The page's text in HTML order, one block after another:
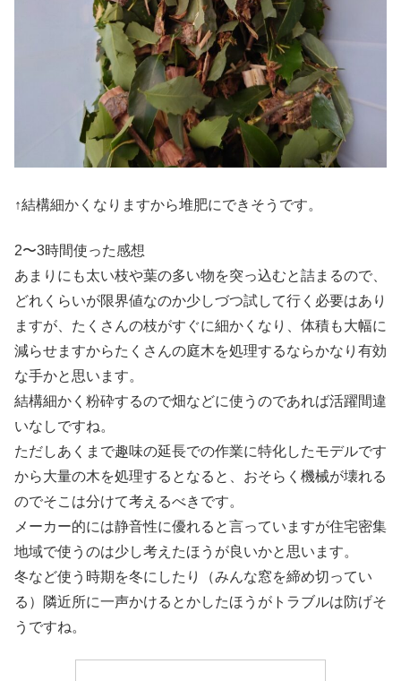
↑結構細かくなりますから堆肥にできそうです。
2〜3時間使った感想
あまりにも太い枝や葉の多い物を突っ込むと詰まるので、
どれくらいが限界値なのか少しづつ試して行く必要はあり
ますが、たくさんの枝がすぐに細かくなり、体積も大幅に
減らせますからたくさんの庭木を処理するならかなり有効
な手かと思います。
結構細かく粉砕するので畑などに使うのであれば活躍間違
いなしですね。
ただしあくまで趣味の延長での作業に特化したモデルです
から大量の木を処理するとなると、おそらく機械が壊れる
のでそこは分けて考えるべきです。
メーカー的には静音性に優れると言っていますが住宅密集
地域で使うのは少し考えたほうが良いかと思います。
冬など使う時期を冬にしたり（みんな窓を締め切ってい
る）隣近所に一声かけるとかしたほうがトラブルは防げそ
うですね。